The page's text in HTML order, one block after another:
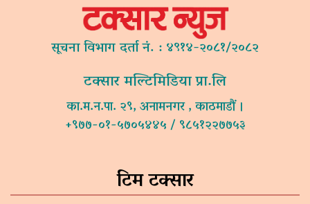
सूचना विभाग दर्ता नं. : ४९१४-२०८१/२०८२
टक्सार मल्टिमिडिया प्रा.लि
का.म.न.पा. २९, अनामनगर , काठमाडौं ।
+९७७-०१-५७०५४४५ / ९८५१२२७७५३
टिम टक्सार